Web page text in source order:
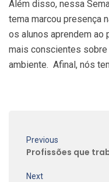
Além disso, nessa
tema marcou presença
os alunos aprendem ao
mais conscientes
ambiente. Afinal, nós
Previous
Profissões que
Next